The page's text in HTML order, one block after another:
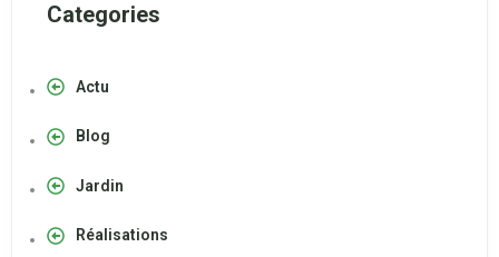
Categories
Actu
Blog
Jardin
Réalisations